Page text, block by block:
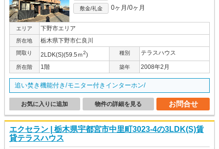
敷金/礼金 0ヶ月/0ヶ月
エリア 下野市エリア
所在地 栃木県下野市仁良川
間取り 2LDK(S)(59.5ｍ2) 種別 テラスハウス
所在階 1階 築年 2008年2月
追い焚き機能付き/モニター付きインターホン/
お問合せ
物件の詳細を見る
お気に入りに追加
エクセラン | 栃木県宇都宮市中里町3023-4の3LDK(S)賃
貸テラスハウス